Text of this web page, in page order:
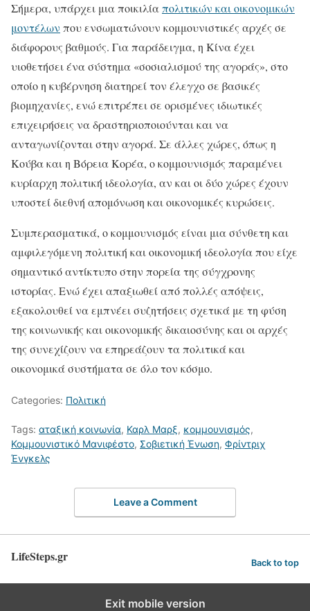
Σήμερα, υπάρχει μια ποικιλίαπολιτικών και οικονομικών
μοντέλων που ενσωματώνουν κομμουνιστικές αρχές σε
διάφορους βαθμούς. Για παράδειγμα, η Κίνα έχει
υιοθετήσει ένα σύστημα «σοσιαλισμού της αγοράς», στο
οποίο η κυβέρνηση διατηρεί τον έλεγχο σε βασικές
βιομηχανίες, ενώ επιτρέπει σε ορισμένες ιδιωτικές
επιχειρήσεις να δραστηριοποιούνται και να
ανταγωνίζονται στην αγορά. Σε άλλες χώρες, όπως η
Κούβα και η Βόρεια Κορέα, ο κομμουνισμός παραμένει
κυρίαρχη πολιτική ιδεολογία, αν και οι δύο χώρες έχουν
υποστεί διεθνή απομόνωση και οικονομικές κυρώσεις.
Συμπερασματικά, ο κομμουνισμός είναι μια σύνθετη και
αμφιλεγόμενη πολιτική και οικονομική ιδεολογία που είχε
σημαντικό αντίκτυπο στην πορεία της σύγχρονης
ιστορίας. Ενώ έχει απαξιωθεί από πολλές απόψεις,
εξακολουθεί να εμπνέει συζητήσεις σχετικά με τη φύση
της κοινωνικής και οικονομικής δικαιοσύνης και οι αρχές
της συνεχίζουν να επηρεάζουν τα πολιτικά και
οικονομικά συστήματα σε όλο τον κόσμο.
Categories: Πολιτική
Tags: αταξική κοινωνία, Καρλ Μαρξ, κομμουνισμός,
Κομμουνιστικό Μανιφέστο, Σοβιετική Ένωση, Φρίντριχ
Ένγκελς
Leave a Comment
LifeSteps.gr Back to top
Exit mobile version